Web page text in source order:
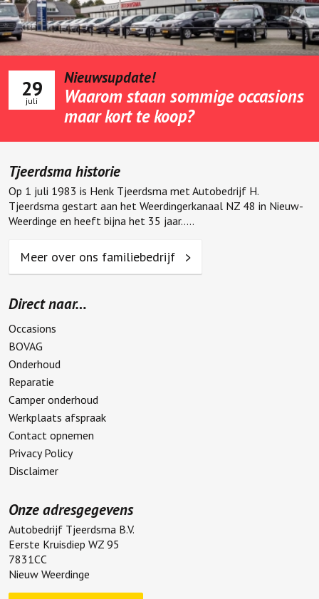
29
juli
Nieuwsupdate!
Waarom staan sommige occasions
maar kort te koop?
Tjeerdsma historie
Op 1 juli 1983 is Henk Tjeerdsma met Autobedrijf H.
Tjeerdsma gestart aan het Weerdingerkanaal NZ 48 in Nieuw-
Weerdinge en heeft bijna het 35 jaar.....
Meer over ons familiebedrijf
Direct naar…
Occasions
BOVAG
Onderhoud
Reparatie
Camper onderhoud
Werkplaats afspraak
Contact opnemen
Privacy Policy
Disclaimer
Onze adresgegevens
Autobedrijf Tjeerdsma B.V.
Eerste Kruisdiep WZ 95
7831CC
Nieuw Weerdinge